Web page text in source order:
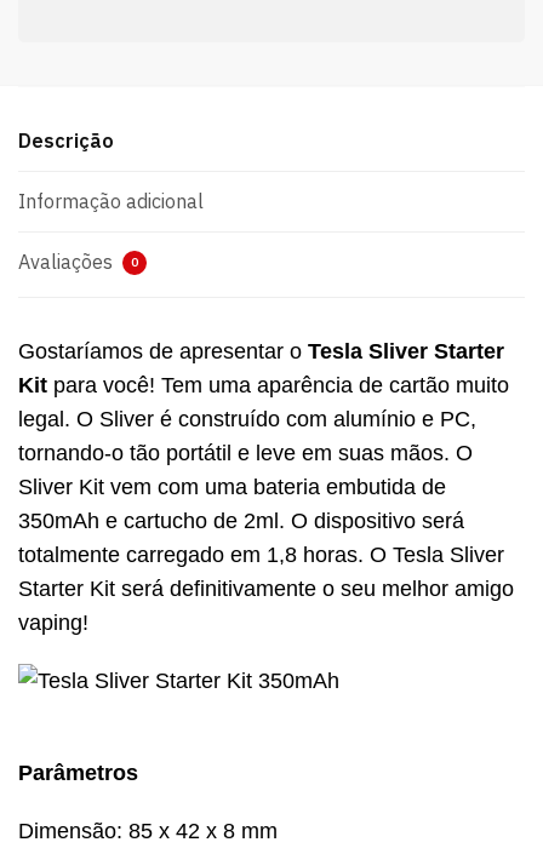
Descrição
Informação adicional
Avaliações 0
Gostaríamos de apresentar o Tesla Sliver Starter
Kit para você! Tem uma aparência de cartão muito
legal. O Sliver é construído com alumínio e PC,
tornando-o tão portátil e leve em suas mãos. O
Sliver Kit vem com uma bateria embutida de
350mAh e cartucho de 2ml. O dispositivo será
totalmente carregado em 1,8 horas. O Tesla Sliver
Starter Kit será definitivamente o seu melhor amigo
vaping!
Parâmetros
Dimensão: 85 x 42 x 8 mm